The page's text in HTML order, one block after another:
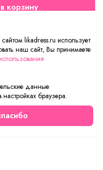
корзину
можете
заказ».
время вам
все условия заказа,
о вариантах
Отзывы
likadress.ru использует
наш сайт, Вы принимаете
данные
браузера.